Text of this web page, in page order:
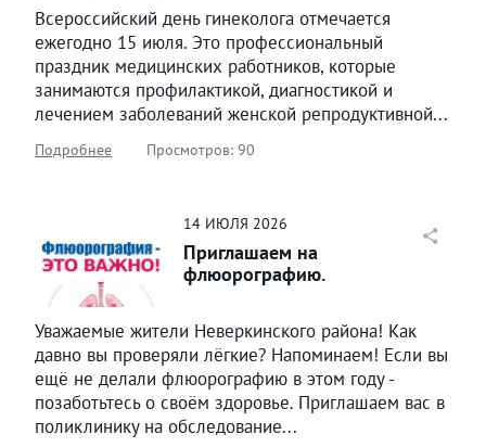
Всероссийский день гинеколога отмечается
ежегодно 15 июля. Это профессиональный
праздник медицинских работников, которые
занимаются профилактикой, диагностикой и
лечением заболеваний женской репродуктивной...
Подробнее Просмотров: 90
14 ИЮЛЯ 2026
Приглашаем на
флюорографию.
Уважаемые жители Неверкинского района! Как
давно вы проверяли лёгкие? Напоминаем! Если вы
ещё не делали флюорографию в этом году -
позаботьтесь о своём здоровье. Приглашаем вас в
поликлинику на обследование...